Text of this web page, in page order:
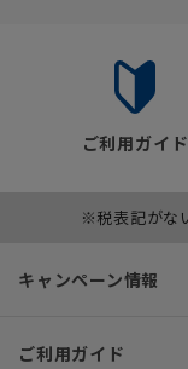
ご利用ガイド
※税表記がな
キャンペーン情報
ご利用ガイド